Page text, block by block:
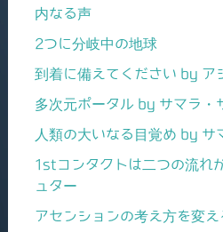
内なる声
2つに分岐中の地球
到着に備えてください by ア
多次元ポータル by サマラ・
人類の大いなる目覚め by サ
1stコンタクトは二つの流れ
ュター
アセンションの考え方を変